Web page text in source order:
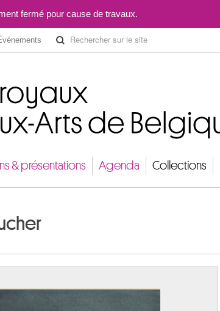
fermé pour cause de travaux.
& présentations Agenda Collections